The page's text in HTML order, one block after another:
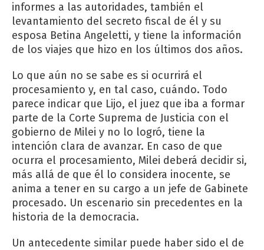
informes a las autoridades, también el
levantamiento del secreto fiscal de él y su
esposa Betina Angeletti, y tiene la información
de los viajes que hizo en los últimos dos años.
Lo que aún no se sabe es si ocurrirá el
procesamiento y, en tal caso, cuándo. Todo
parece indicar que Lijo, el juez que iba a formar
parte de la Corte Suprema de Justicia con el
gobierno de Milei y no lo logró, tiene la
intención clara de avanzar. En caso de que
ocurra el procesamiento, Milei deberá decidir si,
más allá de que él lo considera inocente, se
anima a tener en su cargo a un jefe de Gabinete
procesado. Un escenario sin precedentes en la
historia de la democracia.
Un antecedente similar puede haber sido el de